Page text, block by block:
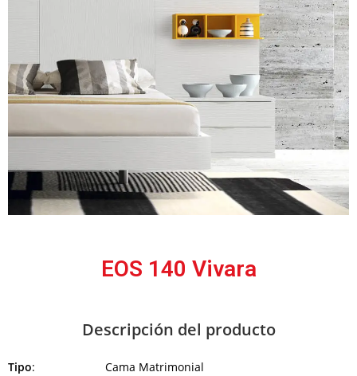
EOS 140 Vivara
Descripción del producto
Tipo: Cama Matrimonial